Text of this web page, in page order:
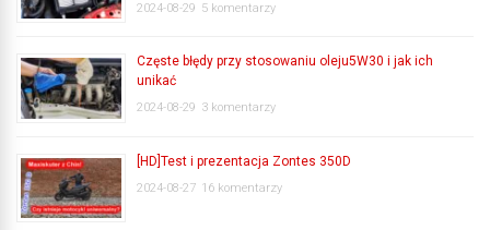
2024-08-29 5 komentarzy
Częste błędy przy stosowaniu oleju5W30 i jak ich
unikać
2024-08-29 3 komentarzy
[HD]Test i prezentacja Zontes 350D
2024-08-27 16 komentarzy